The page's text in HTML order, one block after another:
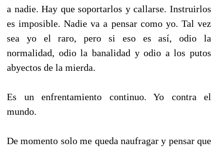
a nadie. Hay que soportarlos y callarse. Instruirlos
es imposible. Nadie va a pensar como yo. Tal vez
sea yo el raro, pero si eso es así, odio la
normalidad, odio la banalidad y odio a los putos
abyectos de la mierda.
Es un enfrentamiento continuo. Yo contra el
mundo.
De momento solo me queda naufragar y pensar que